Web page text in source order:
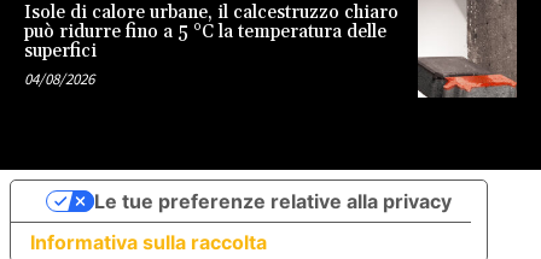
Isole di calore urbane, il calcestruzzo chiaro
può ridurre fino a 5 °C la temperatura delle
superfici
04/08/2026
Informativa sulla raccolta
Le tue preferenze relative alla privacy